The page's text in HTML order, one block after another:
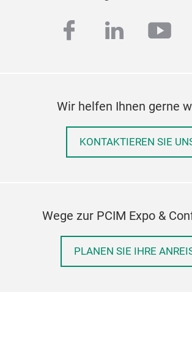
facebook
linkedin
Wir helfen Ihnen gerne
KONTAKTIEREN SIE
Wege zur PCIM Expo &
PLANEN SIE IHRE